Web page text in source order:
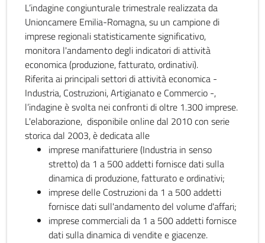
L’indagine congiunturale trimestrale realizzata da
Unioncamere Emilia-Romagna, su un campione di
imprese regionali statisticamente significativo,
monitora l'andamento degli indicatori di attività
economica (produzione, fatturato, ordinativi).
Riferita ai principali settori di attività economica -
Industria, Costruzioni, Artigianato e Commercio -,
l’indagine è svolta nei confronti di oltre 1.300 imprese.
L'elaborazione, disponibile online dal 2010 con serie
storica dal 2003, è dedicata alle
imprese manifatturiere (Industria in senso
stretto) da 1 a 500 addetti fornisce dati sulla
dinamica di produzione, fatturato e ordinativi;
imprese delle Costruzioni da 1 a 500 addetti
fornisce dati sull'andamento del volume d'affari;
imprese commerciali da 1 a 500 addetti fornisce
dati sulla dinamica di vendite e giacenze.